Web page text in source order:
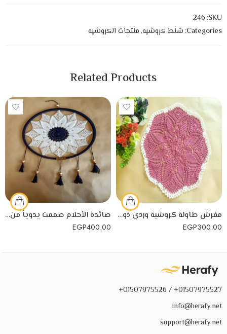
SKU:
246
Categories: شنط كروشيه,منتجات الكروشيه
Related Products
مفرش طاولة كروشية وردي ذو حواف بيضاء صمم يدوياً
EGP300.00
صائدة الأحلام صممت يدوياً من خيوط كروشية عالية الجودة
EGP400.00
01507975527+ / 01507975526+
info@herafy.net
support@herafy.net